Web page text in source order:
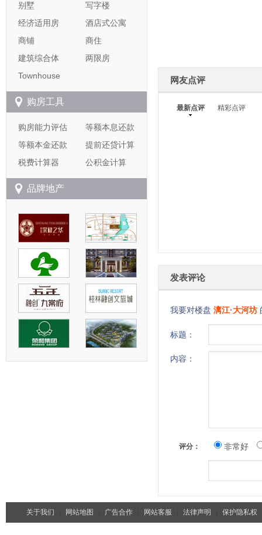
别墅
写字楼
经济适用房
酒店式公寓
商铺
商住
建筑综合体
两限房
Townhouse
购房工具
购房能力评估
等额本息还款
等额本金还款
提前还贷计算
税费计算器
公积金计算
品牌地产
网友点评
最新点评 精彩点评
发表评论
我要对楼盘 漓江·大河坊
标题：
内容：
评分： 非常好
关于我们 网站地图 广告合作 网站客服 法律声明 保护隐私权